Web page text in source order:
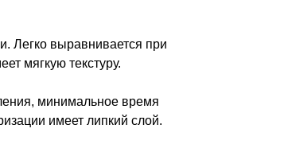
Легко выравнивается при
мягкую текстуру.
минимальное время
имеет липкий слой.